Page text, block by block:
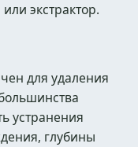
экстрактор.
для удаления
устранения
глубины